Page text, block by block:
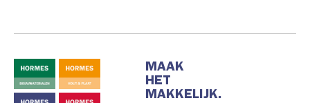
MAAK
HET
MAKKELIJK.